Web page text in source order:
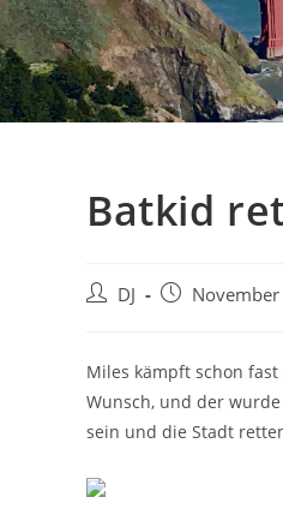
Batkid
Beitrags-
DJ
Beitrag
Miles kämpft schon
Wunsch, und der
sein und die Stadt